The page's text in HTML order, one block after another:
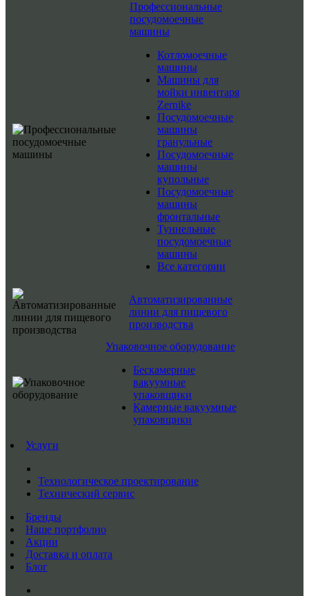
Профессиональные
посудомоечные
машины
Котломоечные
машины
Машины для
мойки инвентаря
Zernike
Посудомоечные
машины
гранульные
Посудомоечные
машины
купольные
Посудомоечные
машины
фронтальные
Туннельные
посудомоечные
машины
Все категории
Автоматизированные
линии для пищевого
производства
Упаковочное оборудование
Бескамерные
вакуумные
упаковщики
Камерные вакуумные
упаковщики
Услуги
Технологическое проектирование
Технический сервис
Бренды
Наше портфолио
Акции
Доставка и оплата
Блог